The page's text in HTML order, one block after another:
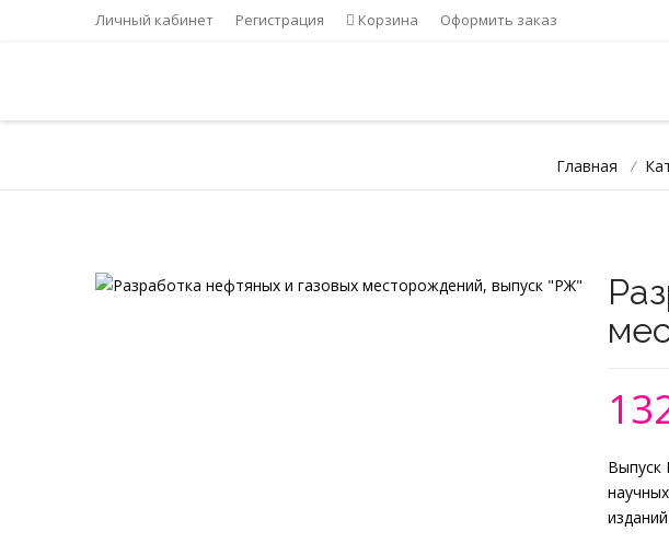
Личный кабинет Регистрация Корзина Оформить заказ
Главная /
Выпуск